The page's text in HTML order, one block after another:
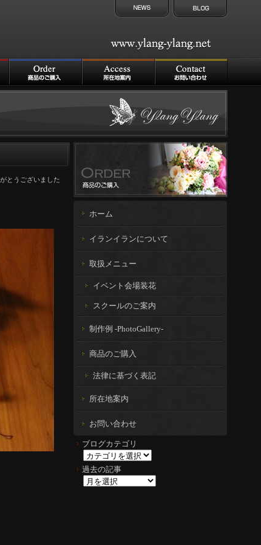
ホーム
イランイランについて
取扱メニュー
イベント会場装花
スクールのご案内
制作例 -PhotoGallery-
商品のご購入
法律に基づく表記
所在地案内
お問い合わせ
ブログカテゴリ
過去の記事
とうございました